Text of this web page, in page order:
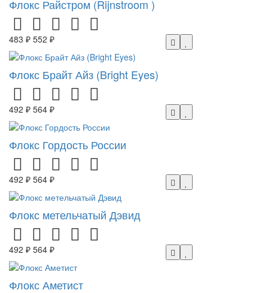
Флокс Райстром (Rijnstroom )
483 ₽ 552 ₽
Флокс Брайт Айз (Bright Eyes)
492 ₽ 564 ₽
Флокс Гордость России
492 ₽ 564 ₽
Флокс метельчатый Дэвид
492 ₽ 564 ₽
Флокс Аметист